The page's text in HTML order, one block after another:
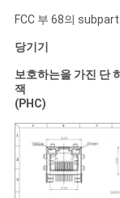
FCC 부 68의
당기기
보호하는을 가진 단
잭
(PHC)